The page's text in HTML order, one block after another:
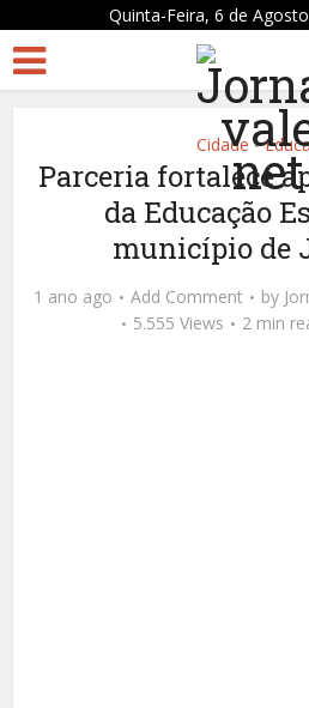
Quinta-Feira, 6 de
Cidade •
Parceria fortalece
da Educação
município de
1 ano ago Add Comment by
5.555 Views
2 min